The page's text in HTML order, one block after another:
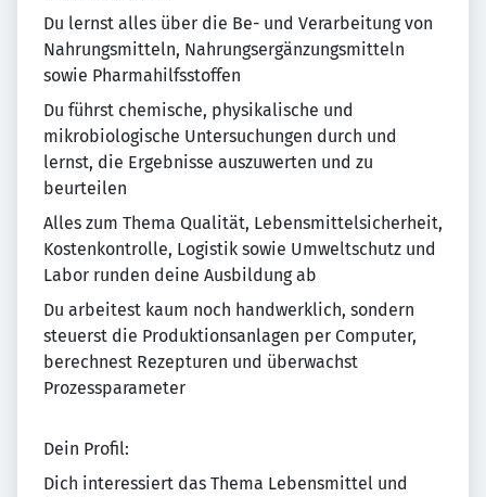
Du lernst alles über die Be- und Verarbeitung von
Nahrungsmitteln, Nahrungsergänzungsmitteln
sowie Pharmahilfsstoffen
Du führst chemische, physikalische und
mikrobiologische Untersuchungen durch und
lernst, die Ergebnisse auszuwerten und zu
beurteilen
Alles zum Thema Qualität, Lebensmittelsicherheit,
Kostenkontrolle, Logistik sowie Umweltschutz und
Labor runden deine Ausbildung ab
Du arbeitest kaum noch handwerklich, sondern
steuerst die Produktionsanlagen per Computer,
berechnest Rezepturen und überwachst
Prozessparameter
Dein Profil:
Dich interessiert das Thema Lebensmittel und